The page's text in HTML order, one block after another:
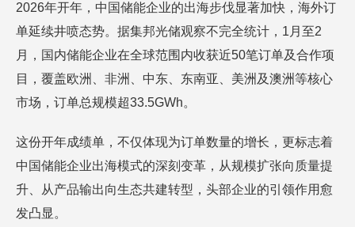
2026年开年，中国储能企业的出海步伐显著加快，海外订
单延续井喷态势。据集邦光储观察不完全统计，1月至2
月，国内储能企业在全球范围内收获近50笔订单及合作项
目，覆盖欧洲、非洲、中东、东南亚、美洲及澳洲等核心
市场，订单总规模超33.5GWh。
这份开年成绩单，不仅体现为订单数量的增长，更标志着
中国储能企业出海模式的深刻变革，从规模扩张向质量提
升、从产品输出向生态共建转型，头部企业的引领作用愈
发凸显。